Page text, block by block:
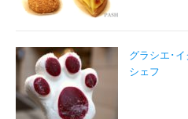
グラシエ･
シェフ